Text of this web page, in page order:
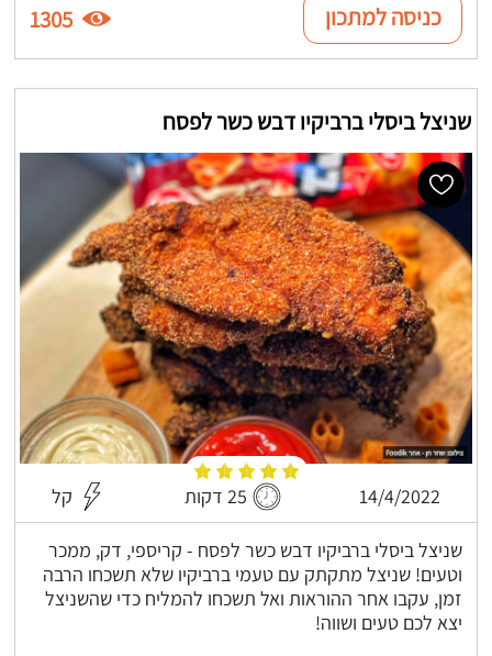
כניסה למתכון 1305
שניצל ביסלי ברביקיו דבש כשר לפסח
14/4/2022 25 דקות קל
שניצל ביסלי ברביקיו דבש כשר לפסח - קריספי, דק, ממכר
וטעים! שניצל מתקתק עם טעמי ברביקיו שלא תשכחו הרבה
זמן, עקבו אחר ההוראות ואל תשכחו להמליח כדי שהשניצל
יצא לכם טעים ושווה!